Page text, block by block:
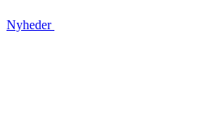
Nyheder